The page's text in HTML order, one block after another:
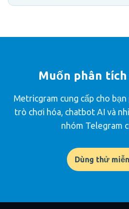
Muốn phân tích
Metricgram cung cấp cho bạn
trò chơi hóa, chatbot AI và
nhóm Telegram
Dùng thử